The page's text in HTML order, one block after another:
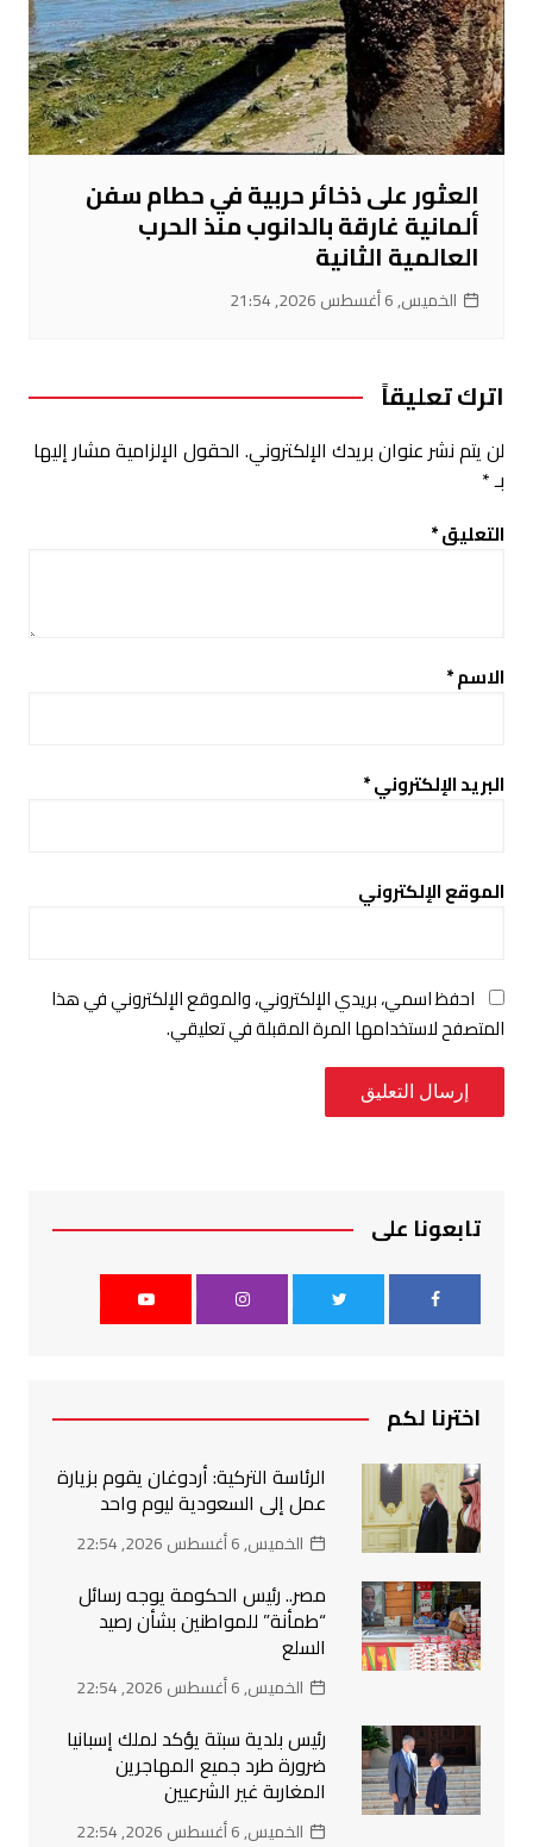
العثور على ذخائر حربية في حطام سفن
ألمانية غارقة بالدانوب منذ الحرب
العالمية الثانية
الخميس, 6 أغسطس 2026, 21:54
اترك تعليقاً
لن يتم نشر عنوان بريدك الإلكتروني. الحقول الإلزامية مشار إليها
بـ*
التعليق*
الاسم*
البريد الإلكتروني*
الموقع الإلكتروني
احفظ اسمي، بريدي الإلكتروني، والموقع الإلكتروني في هذا
المتصفح لاستخدامها المرة المقبلة في تعليقي.
تابعونا على
اخترنا لكم
الرئاسة التركية: أردوغان يقوم بزيارة
عمل إلى السعودية ليوم واحد
الخميس, 6 أغسطس 2026, 22:54
مصر.. رئيس الحكومة يوجه رسائل
“طمأنة” للمواطنين بشأن رصيد
السلع
الخميس, 6 أغسطس 2026, 22:54
رئيس بلدية سبتة يؤكد لملك إسبانيا
ضرورة طرد جميع المهاجرين
المغاربة غير الشرعيين
الخميس, 6 أغسطس 2026, 22:54